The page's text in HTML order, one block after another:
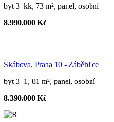
byt 3+kk, 73 m², panel, osobní
8.990.000 Kč
Škábova, Praha 10 - Záběhlice
byt 3+1, 81 m², panel, osobní
8.390.000 Kč